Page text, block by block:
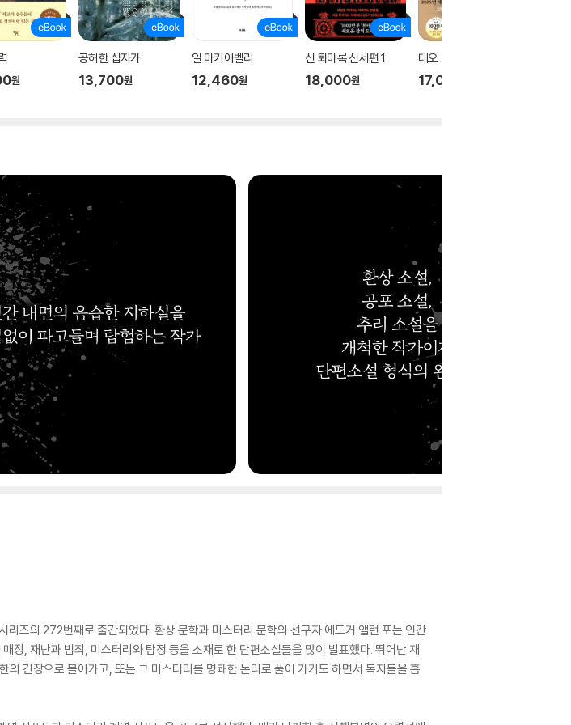
원
공허한 십자가
13,700원
일 마키아벨리
12,460원
신 퇴마록 신세편 1
18,000원
테오
17,000
리즈의 272번째로 출간되었다. 환상 문학과 미스터리 문학의 선구자 에드거 앨런 포는 인간
장, 재난과 범죄, 미스터리와 탐정 등을 소재로 한 단편소설들을 많이 발표했다. 뛰어난 재
긴장으로 몰아가고, 또는 그 미스터리를 명쾌한 논리로 풀어 가기도 하면서 독자들을 흡